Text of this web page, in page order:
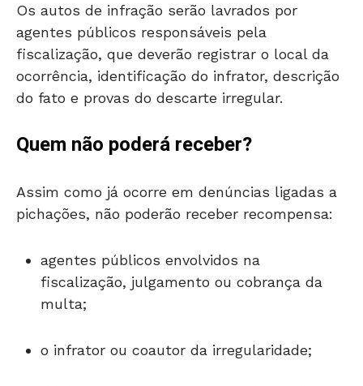
Os autos de infração serão lavrados por
agentes públicos responsáveis pela
fiscalização, que deverão registrar o local da
ocorrência, identificação do infrator, descrição
do fato e provas do descarte irregular.
Quem não poderá receber?
Assim como já ocorre em denúncias ligadas a
pichações, não poderão receber recompensa:
agentes públicos envolvidos na
fiscalização, julgamento ou cobrança da
multa;
o infrator ou coautor da irregularidade;